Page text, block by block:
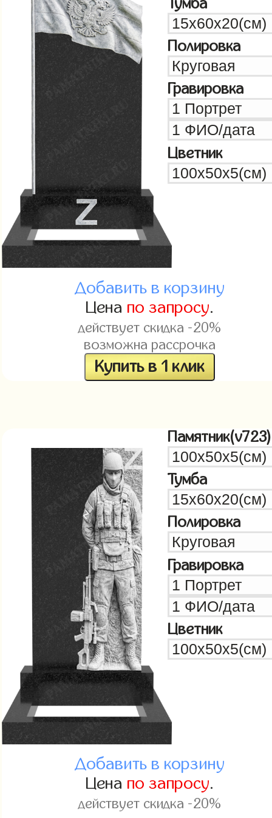
Тумба
Полировка
Гравировка
Цветник
Добавить в корзину
Цена по запросу.
действует скидка -20%
возможна рассрочка
Купить в 1 клик
Памятник(v723)
Тумба
Полировка
Гравировка
Цветник
Добавить в корзину
Цена по запросу.
действует скидка -20%